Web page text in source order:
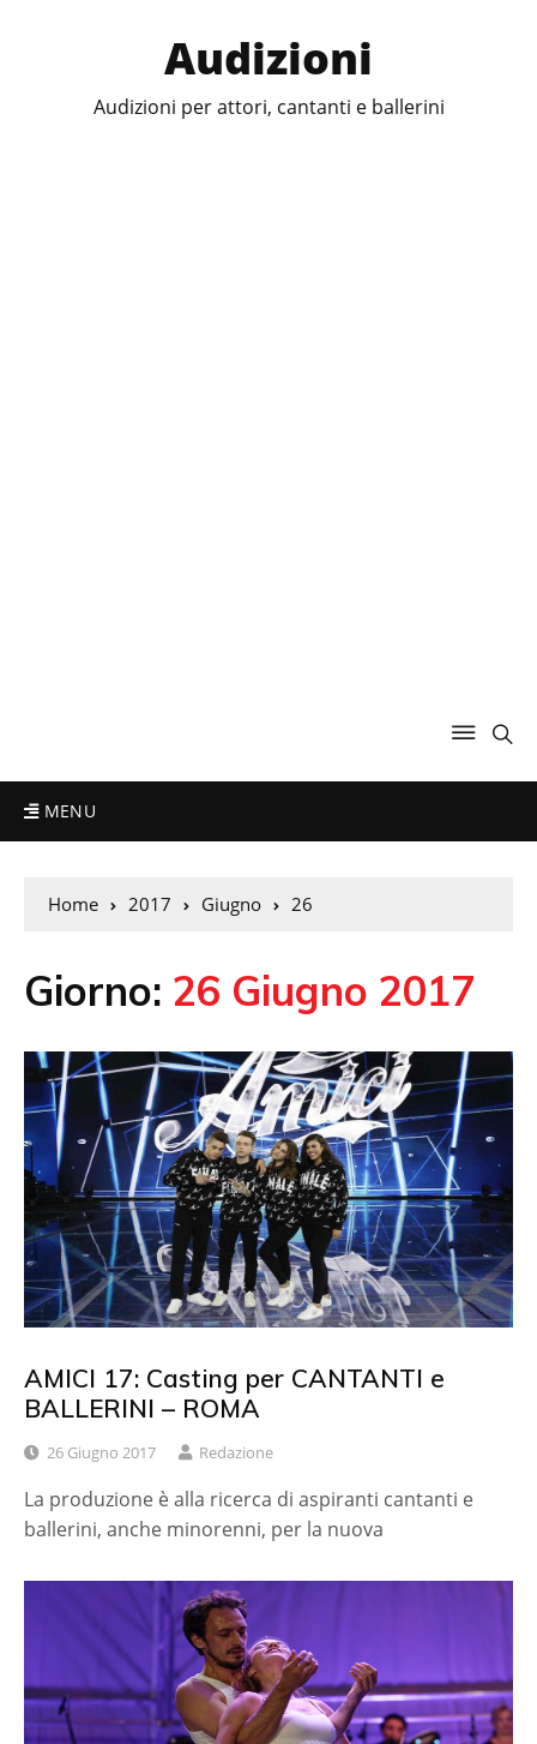
Audizioni
Audizioni per attori, cantanti e ballerini
MENU
Home 2017 Giugno 26
Giorno: 26 Giugno 2017
AMICI 17: Casting per CANTANTI e
BALLERINI – ROMA
26 Giugno 2017 Redazione
La produzione è alla ricerca di aspiranti cantanti e
ballerini, anche minorenni, per la nuova